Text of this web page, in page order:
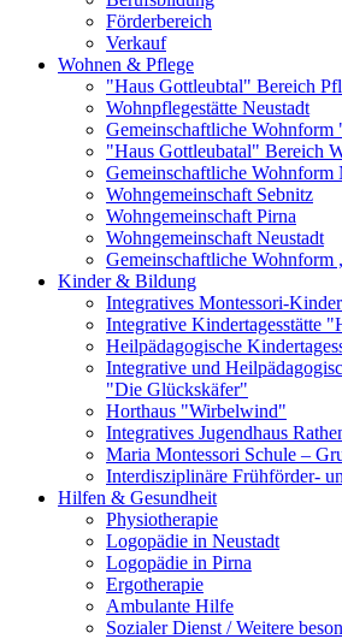
Förderbereich
Verkauf
Wohnen & Pflege
"Haus Gottleubtal" Bereich
Wohnpflegestätte Neustadt
Gemeinschaftliche
"Haus Gottleubatal" Bereich
Gemeinschaftliche Wohnform
Wohngemeinschaft Sebnitz
Wohngemeinschaft Pirna
Wohngemeinschaft Neustadt
Gemeinschaftliche Wohnform
Kinder & Bildung
Integratives Montessori-
Integrative Kindertagesstätte
Heilpädagogische
Integrative und
"Die Glückskäfer"
Horthaus "Wirbelwind"
Integratives Jugendhaus
Maria Montessori Schule –
Interdisziplinäre Frühförder-
Hilfen & Gesundheit
Physiotherapie
Logopädie in Neustadt
Logopädie in Pirna
Ergotherapie
Ambulante Hilfe
Sozialer Dienst / Weitere